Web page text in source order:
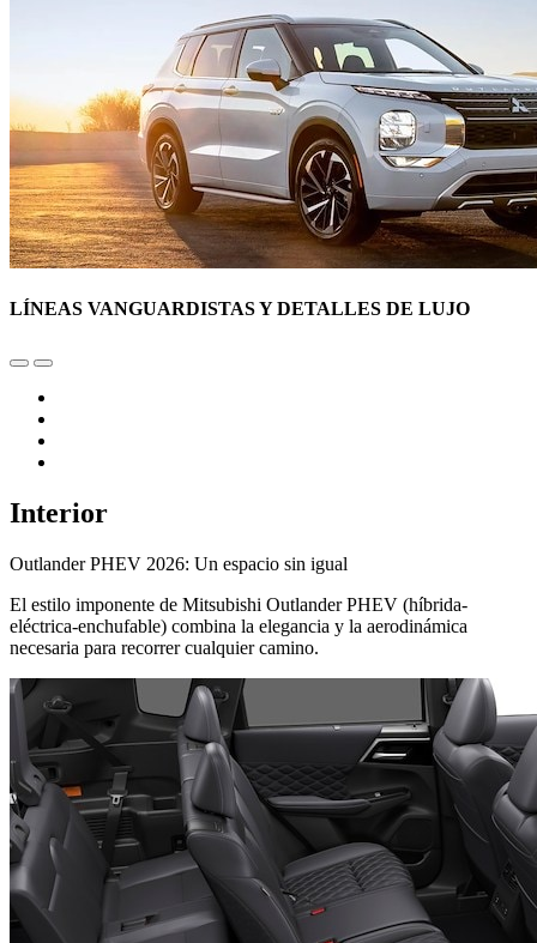
LÍNEAS VANGUARDISTAS Y DETALLES DE LUJO
Interior
Outlander PHEV 2026: Un espacio sin igual
El estilo imponente de Mitsubishi Outlander PHEV (híbrida-
eléctrica-enchufable) combina la elegancia y la aerodinámica
necesaria para recorrer cualquier camino.